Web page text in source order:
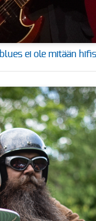
ei ole mitään